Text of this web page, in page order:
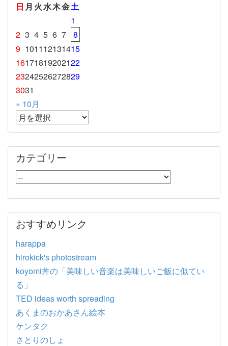
日 月 火水木金土
1
2 3 4 5 6 7
8
9 101112131415
16171819202122
23242526272829
3031
« 10月
カテゴリー
おすすめリンク
harappa
hirokick's photostream
koyomi丼の「美味しい音楽は美味しいご飯に似てい
る」
TED ideas worth spreading
あくまのおかあさん絵本
ケンタク
さとりのしょ